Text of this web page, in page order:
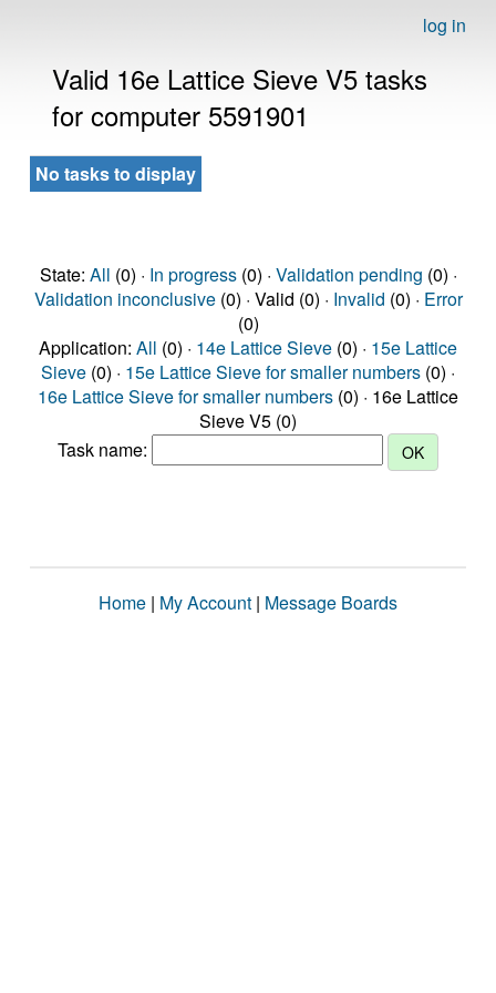
log in
Valid 16e Lattice Sieve V5 tasks
for computer 5591901
No tasks to display
State: All (0) · In progress(0) · Validation pending (0) ·
Validation inconclusive(0) · Valid (0) · Invalid (0) · Error
(0)
Application: All (0) · 14e Lattice Sieve (0) · 15e Lattice
Sieve (0) · 15e Lattice Sieve for smaller numbers (0) ·
16e Lattice Sieve for smaller numbers (0) · 16e Lattice
Sieve V5 (0)
Task name:
Home | My Account | Message Boards